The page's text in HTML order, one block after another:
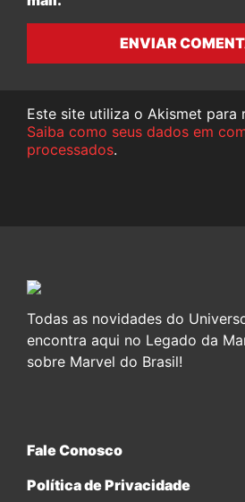
ENVIAR
Este site utiliza o Akismet para
Saiba como seus dados em
processados.
Todas as novidades do
encontra aqui no Legado da
sobre Marvel do Brasil!
Fale Conosco
Política de Privacidade